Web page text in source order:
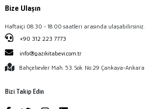
Bize Ulaşın
Haftaiçi 08:30 - 18:00 saatleri arasında ulaşabilirsiniz.
+90 312 223 7773
info@gazikitabevi.com.tr
Bahçelievler Mah. 53. Sok. No:29 Çankaya-Ankara
Bizi Takip Edin